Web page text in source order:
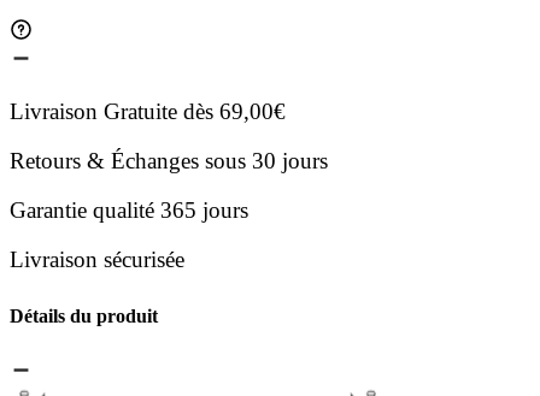
Livraison Gratuite dès 69,00€
Retours & Échanges sous 30 jours
Garantie qualité 365 jours
Livraison sécurisée
Détails du produit